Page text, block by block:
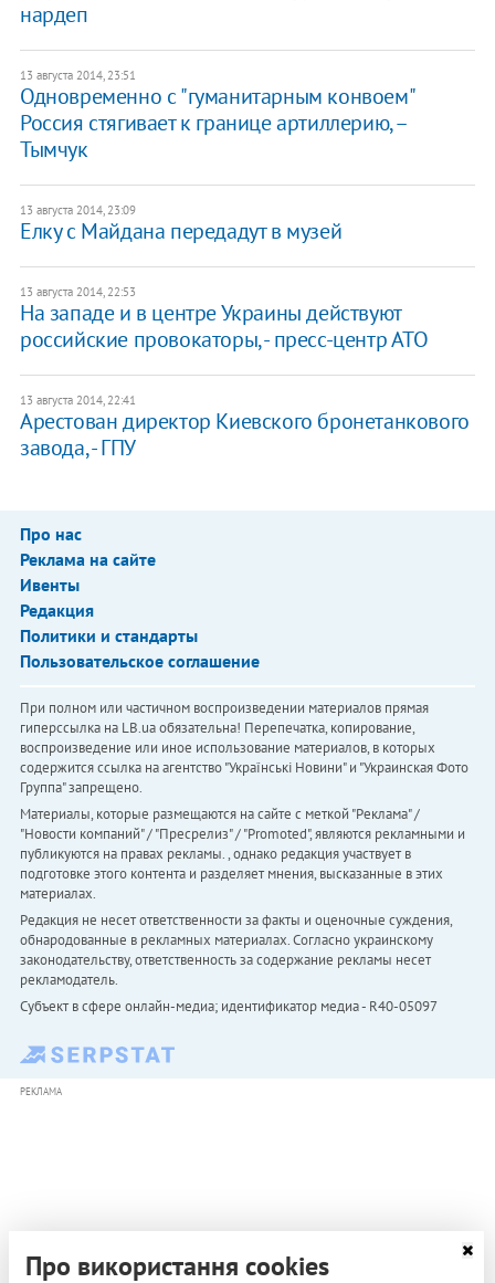
нардеп
13 августа 2014, 23:51
Одновременно с "гуманитарным конвоем"
Россия стягивает к границе артиллерию, –
Тымчук
13 августа 2014, 23:09
Елку с Майдана передадут в музей
13 августа 2014, 22:53
На западе и в центре Украины действуют
российские провокаторы, - пресс-центр АТО
13 августа 2014, 22:41
Арестован директор Киевского бронетанкового
завода, - ГПУ
Про нас
Реклама на сайте
Ивенты
Редакция
Политики и стандарты
Пользовательское соглашение
При полном или частичном воспроизведении материалов прямая
гиперссылка на LB.ua обязательна! Перепечатка, копирование,
воспроизведение или иное использование материалов, в которых
содержится ссылка на агентство "Українськi Новини" и "Украинская Фото
Группа" запрещено.
Материалы, которые размещаются на сайте с меткой "Реклама" /
"Новости компаний" / "Пресрелиз" / "Promoted", являются рекламными и
публикуются на правах рекламы. , однако редакция участвует в
подготовке этого контента и разделяет мнения, высказанные в этих
материалах.
Редакция не несет ответственности за факты и оценочные суждения,
обнародованные в рекламных материалах. Согласно украинскому
законодательству, ответственность за содержание рекламы несет
рекламодатель.
Субъект в сфере онлайн-медиа; идентификатор медиа - R40-05097
РЕКЛАМА
Про використання cookies